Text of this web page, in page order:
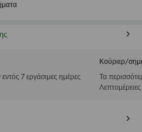
7 εργάσιμες ημέρες
Κούριερ/
Τα
Λεπτομέρειες